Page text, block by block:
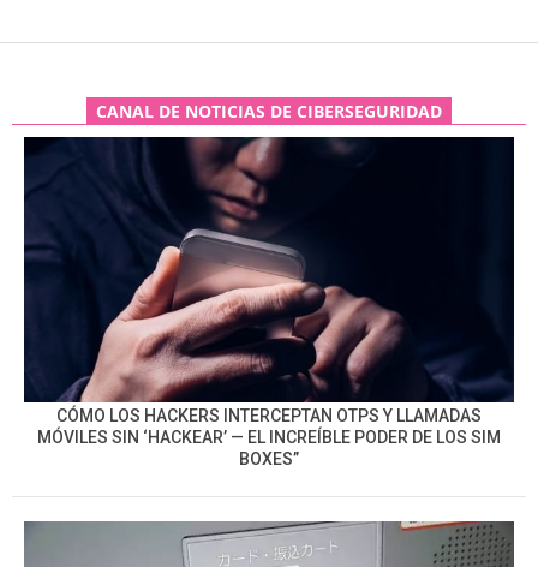
CANAL DE NOTICIAS DE CIBERSEGURIDAD
CÓMO LOS HACKERS INTERCEPTAN OTPS Y LLAMADAS
MÓVILES SIN ‘HACKEAR’ — EL INCREÍBLE PODER DE LOS SIM
BOXES”